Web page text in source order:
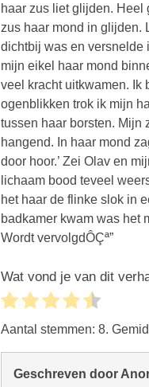
haar zus liet glijden. Heel
zus haar mond in glijden.
dichtbij was en versnelde
mijn eikel haar mond
veel kracht uitkwamen. Ik
ogenblikken trok ik mijn
tussen haar borsten. Mijn
hangend. In haar mond
door hoor.’ Zei Olav en
lichaam bood teveel
het haar de flinke slok in
badkamer kwam was het
Wordt vervolgdÔÇª”
Wat vond je van dit
Aantal stemmen: 8.
Geschreven door